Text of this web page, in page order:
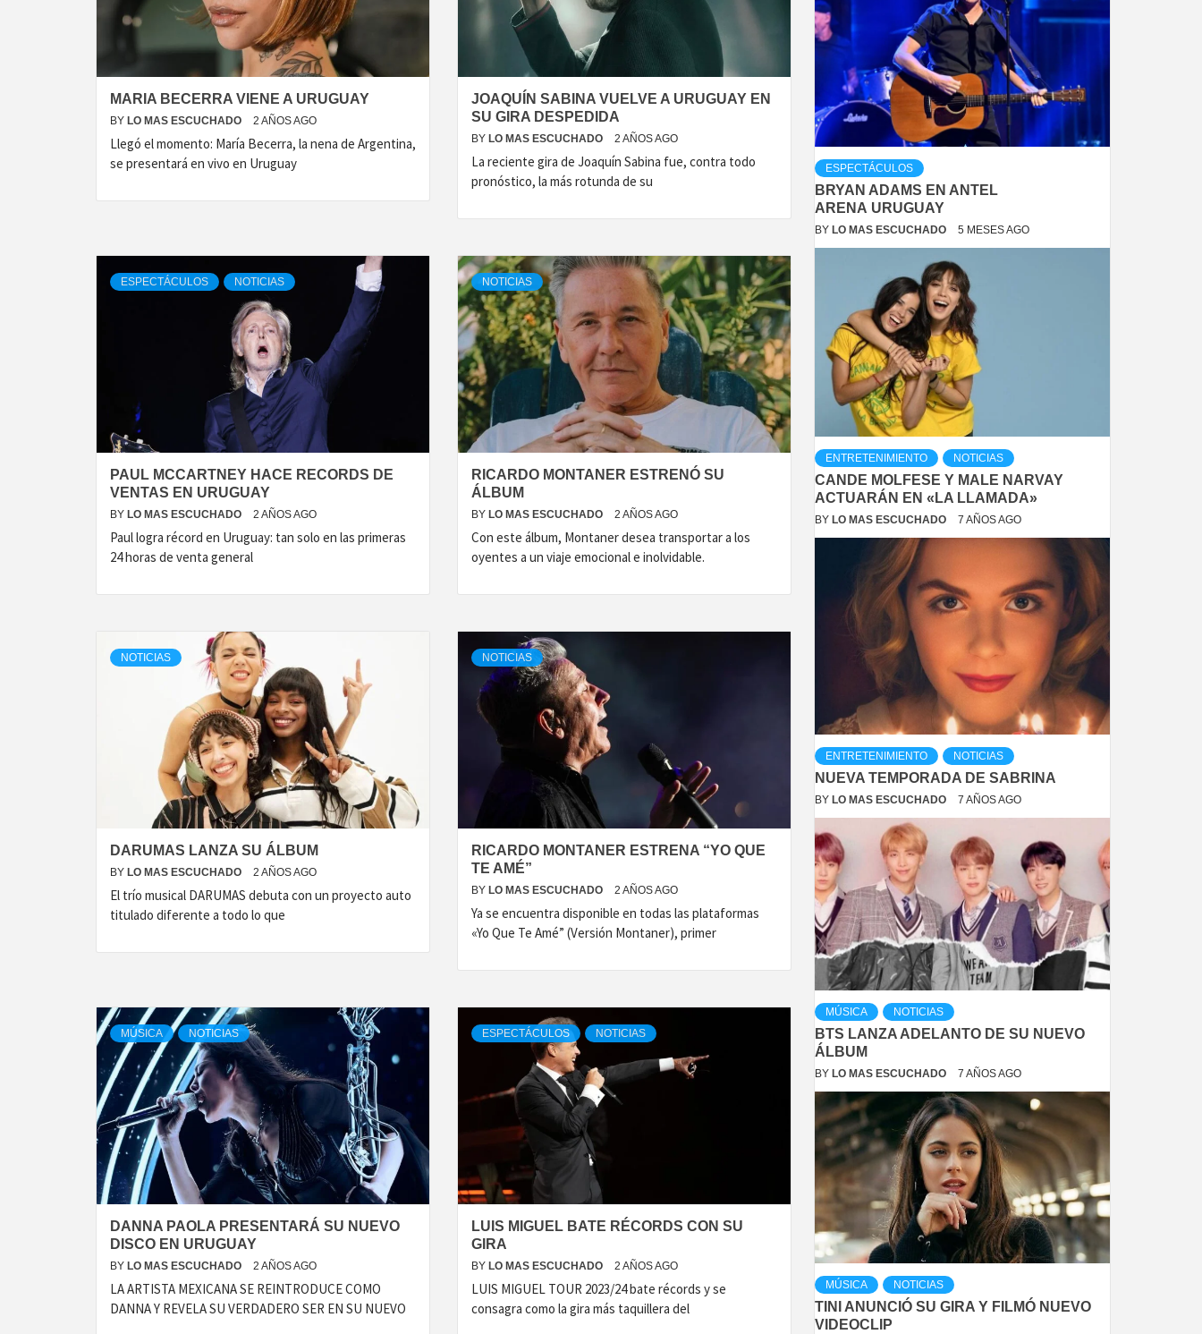
MARIA BECERRA VIENE A URUGUAY
BY LO MAS ESCUCHADO 2 AÑOS AGO
Llegó el momento: María Becerra, la nena de Argentina,
se presentará en vivo en Uruguay
JOAQUÍN SABINA VUELVE A URUGUAY EN
SU GIRA DESPEDIDA
BY LO MAS ESCUCHADO 2 AÑOS AGO
La reciente gira de Joaquín Sabina fue, contra todo
pronóstico, la más rotunda de su
ESPECTÁCULOS NOTICIAS
PAUL MCCARTNEY HACE RECORDS DE
VENTAS EN URUGUAY
BY LO MAS ESCUCHADO 2 AÑOS AGO
Paul logra récord en Uruguay: tan solo en las primeras
24 horas de venta general
NOTICIAS
RICARDO MONTANER ESTRENÓ SU
ÁLBUM
BY LO MAS ESCUCHADO 2 AÑOS AGO
Con este álbum, Montaner desea transportar a los
oyentes a un viaje emocional e inolvidable.
NOTICIAS
DARUMAS LANZA SU ÁLBUM
BY LO MAS ESCUCHADO 2 AÑOS AGO
El trío musical DARUMAS debuta con un proyecto auto
titulado diferente a todo lo que
NOTICIAS
RICARDO MONTANER ESTRENA “YO QUE
TE AMÉ”
BY LO MAS ESCUCHADO 2 AÑOS AGO
Ya se encuentra disponible en todas las plataformas
«Yo Que Te Amé” (Versión Montaner), primer
MÚSICA NOTICIAS
DANNA PAOLA PRESENTARÁ SU NUEVO
DISCO EN URUGUAY
BY LO MAS ESCUCHADO 2 AÑOS AGO
LA ARTISTA MEXICANA SE REINTRODUCE COMO
DANNA Y REVELA SU VERDADERO SER EN SU NUEVO
ESPECTÁCULOS NOTICIAS
LUIS MIGUEL BATE RÉCORDS CON SU
GIRA
BY LO MAS ESCUCHADO 2 AÑOS AGO
LUIS MIGUEL TOUR 2023/24 bate récords y se
consagra como la gira más taquillera del
ESPECTÁCULOS
BRYAN ADAMS EN ANTEL
ARENA URUGUAY
BY LO MAS ESCUCHADO 5 MESES AGO
ENTRETENIMIENTO NOTICIAS
CANDE MOLFESE Y MALE NARVAY
ACTUARÁN EN «LA LLAMADA»
BY LO MAS ESCUCHADO 7 AÑOS AGO
ENTRETENIMIENTO NOTICIAS
NUEVA TEMPORADA DE SABRINA
BY LO MAS ESCUCHADO 7 AÑOS AGO
MÚSICA NOTICIAS
BTS LANZA ADELANTO DE SU NUEVO
ÁLBUM
BY LO MAS ESCUCHADO 7 AÑOS AGO
MÚSICA NOTICIAS
TINI ANUNCIÓ SU GIRA Y FILMÓ NUEVO
VIDEOCLIP